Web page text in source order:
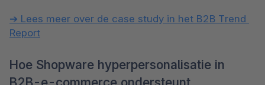
➔ Lees meer over de case study in het B2B Trend
Report
Hoe Shopware hyperpersonalisatie in